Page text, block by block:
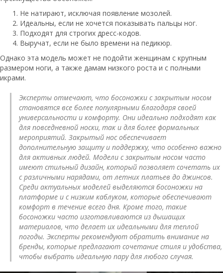
Не натирают, исключая появление мозолей.
Идеальны, если не хочется показывать пальцы ног.
Подходят для строгих дресс-кодов.
Выручат, если не было времени на педикюр.
Однако эта модель может не подойти женщинам с крупным
размером ноги, а также дамам низкого роста и с полными
икрами.
Эксперты отмечают, что босоножки с закрытым носом
становятся все более популярными благодаря своей
универсальности и комфорту. Они идеально подходят как
для повседневной носки, так и для более формальных
мероприятий. Закрытый нос обеспечивает
дополнительную защиту и поддержку, что особенно важно
для активных людей. Модели с закрытым носом часто
имеют стильный дизайн, который позволяет сочетать их
с различными нарядами, от летних платьев до джинсов.
Среди актуальных моделей выделяются босоножки на
платформе и с низким каблуком, которые обеспечивают
комфорт в течение всего дня. Кроме того, такие
босоножки часто изготавливаются из дышащих
материалов, что делает их идеальными для теплой
погоды. Эксперты рекомендуют обратить внимание на
бренды, которые предлагают сочетание стиля и удобства,
чтобы выбрать идеальную пару для любого случая.